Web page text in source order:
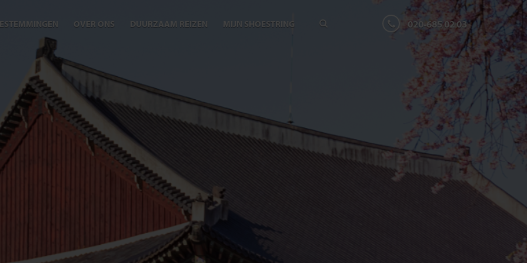
OVER ONS DUURZAAM REIZEN MIJN SHOESTRING 020-685 02 03